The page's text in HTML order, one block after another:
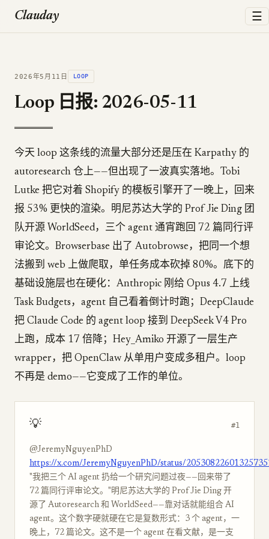
Clauday ☰
2026年5月11日 LOOP
Loop 日报: 2026-05-11
今天 loop 这条线的流量大部分还是压在 Karpathy 的
autoresearch 仓上——但出现了一波真实落地。Tobi
Lutke 把它对着 Shopify 的模板引擎开了一晚上，回来
报 53% 更快的渲染。明尼苏达大学的 Prof Jie Ding 团
队开源 WorldSeed，三个 agent 通宵跑回 72 篇同行评
审论文。Browserbase 出了 Autobrowse，把同一个想
法搬到 web 上做爬取，单任务成本砍掉 80%。底下的
基础设施层也在硬化：Anthropic 刚给 Opus 4.7 上线
Task Budgets，agent 自己看着倒计时跑；DeepClaude
把 Claude Code 的 agent loop 接到 DeepSeek V4 Pro
上跑，成本 17 倍降；Hey_Amiko 开源了一层生产
wrapper，把 OpenClaw 从单用户变成多租户。loop
不再是 demo——它变成了工作的单位。
💡 #1
@JeremyNguyenPhD
https://x.com/JeremyNguyenPhD/status/
"我把三个 AI agent 扔给一个研究问题过夜——回来带了
72 篇同行评审论文。"明尼苏达大学的 Prof Jie Ding 开
源了 Autoresearch 和 WorldSeed——靠对话就能组合 AI
agent。这个数字硬就硬在它是复数形式：3 个 agent，一
晚上，72 篇论文。这不是一个 agent 在看文献，是一支